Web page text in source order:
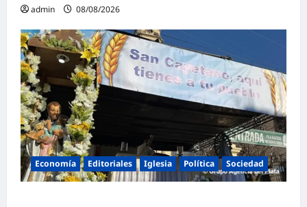
admin 08/08/2026
Economía Editoriales Iglesia Política Sociedad